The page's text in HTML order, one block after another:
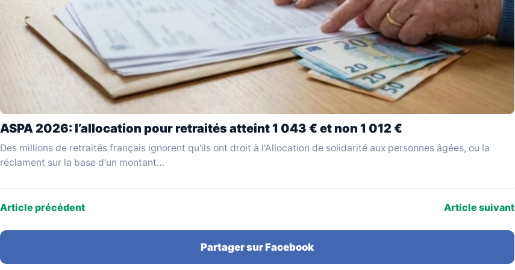
ASPA 2026: l’allocation pour retraités atteint 1 043 € et non 1 012 €
Des millions de retraités français ignorent qu'ils ont droit à l'Allocation de solidarité aux personnes âgées, ou la
réclament sur la base d'un montant…
Article précédent Article suivant
Partager sur Facebook